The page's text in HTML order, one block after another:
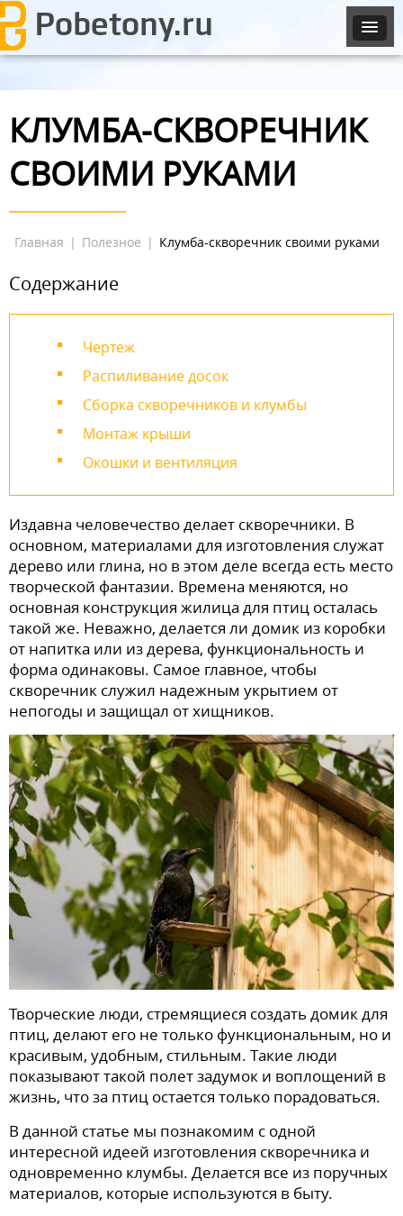
КЛУМБА-СКВОРЕЧНИК
СВОИМИ РУКАМИ
Главная | Полезное | Клумба-скворечник своими руками
Содержание
Чертеж
Распиливание досок
Сборка скворечников и клумбы
Монтаж крыши
Окошки и вентиляция
Издавна человечество делает скворечники. В
основном, материалами для изготовления служат
дерево или глина, но в этом деле всегда есть место
творческой фантазии. Времена меняются, но
основная конструкция жилица для птиц осталась
такой же. Неважно, делается ли домик из коробки
от напитка или из дерева, функциональность и
форма одинаковы. Самое главное, чтобы
скворечник служил надежным укрытием от
непогоды и защищал от хищников.
Творческие люди, стремящиеся создать домик для
птиц, делают его не только функциональным, но и
красивым, удобным, стильным. Такие люди
показывают такой полет задумок и воплощений в
жизнь, что за птиц остается только порадоваться.
В данной статье мы познакомим с одной
интересной идеей изготовления скворечника и
одновременно клумбы. Делается все из поручных
материалов, которые используются в быту.